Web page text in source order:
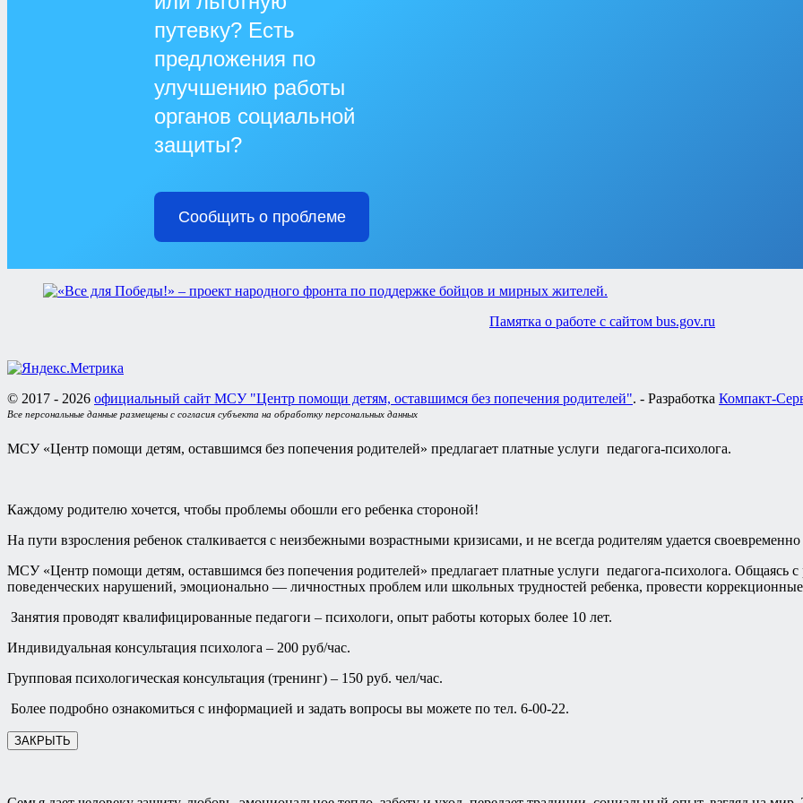
путевку? Есть
предложения по
улучшению работы
органов социальной
защиты?
Сообщить о проблеме
Памятка о работе с сайтом bus.gov.ru
© 2017 - 2026 официальный сайт МСУ "Центр помощи детям, оставшимся без попечения родителей". - Разработка Компакт-
Все персональные данные размещены с согласия субъекта на обработку персональных данных
МСУ «Центр помощи детям, оставшимся без попечения родителей» предлагает платные услуги педагога-психолога.
Каждому родителю хочется, чтобы проблемы обошли его ребенка стороной!
На пути взросления ребенок сталкивается с неизбежными возрастными кризисами, и не всегда родителям удается
МСУ «Центр помощи детям, оставшимся без попечения родителей» предлагает платные услуги педагога-психолога. Общаясь
поведенческих нарушений, эмоционально — личностных проблем или школьных трудностей ребенка, провести
Занятия проводят квалифицированные педагоги – психологи, опыт работы которых более 10 лет.
Индивидуальная консультация психолога – 200 руб/час.
Групповая психологическая консультация (тренинг) – 150 руб. чел/час.
Более подробно ознакомиться с информацией и задать вопросы вы можете по тел. 6-00-22.
ЗАКРЫТЬ